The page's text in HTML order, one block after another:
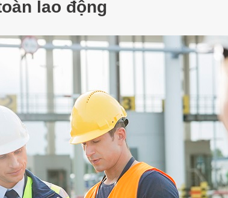
lao động